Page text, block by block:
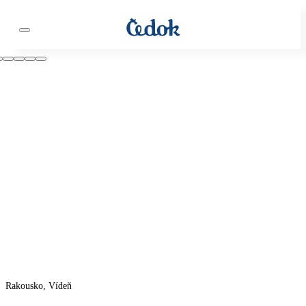
Rakousko, Vídeň